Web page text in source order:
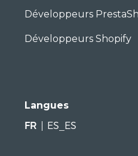
Développeurs
Développeurs Shopify
Langues
FR
ES_ES